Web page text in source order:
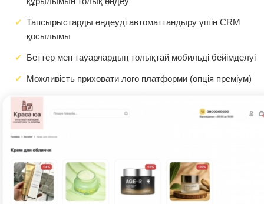
Тапсырыстарды өңдеуді автоматтандыру үшін CRM
қосылымы
Беттер мен тауарлардың толықтай мобильді бейімделуі
Можливість приховати лого платформи (опція преміум)